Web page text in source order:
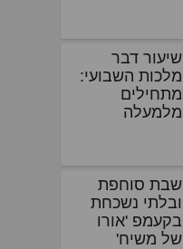
שיעור דבר
מלכות השבועי:
מתחילים
מלמעלה
שבת סוחפת
ובלתי נשכחת
בקעמפ 'אורו
של משיח'